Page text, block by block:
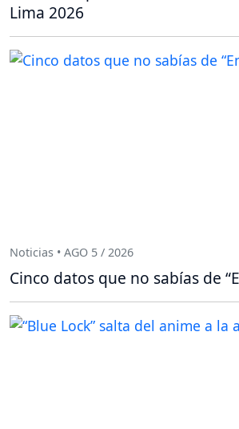
Lima 2026
Noticias • AGO 5 / 2026
Cinco datos que no sabías de